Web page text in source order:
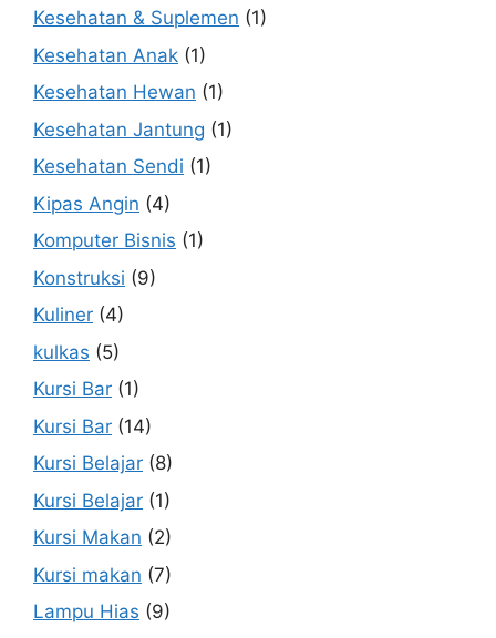
Kesehatan & Suplemen (1)
Kesehatan Anak (1)
Kesehatan Hewan (1)
Kesehatan Jantung (1)
Kesehatan Sendi (1)
Kipas Angin (4)
Komputer Bisnis (1)
Konstruksi (9)
Kuliner (4)
kulkas (5)
Kursi Bar (1)
Kursi Bar (14)
Kursi Belajar (8)
Kursi Belajar (1)
Kursi Makan (2)
Kursi makan (7)
Lampu Hias (9)